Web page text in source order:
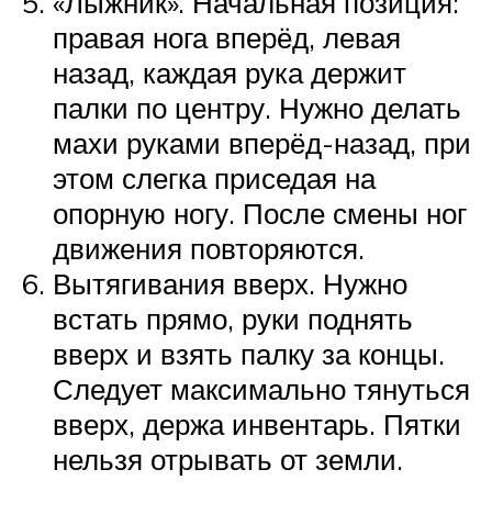
правая нога вперёд, левая
назад, каждая рука держит
палки по центру. Нужно делать
махи руками вперёд-назад, при
этом слегка приседая на
опорную ногу. После смены ног
движения повторяются.
Вытягивания вверх. Нужно
встать прямо, руки поднять
вверх и взять палку за концы.
Следует максимально тянуться
вверх, держа инвентарь. Пятки
нельзя отрывать от земли.